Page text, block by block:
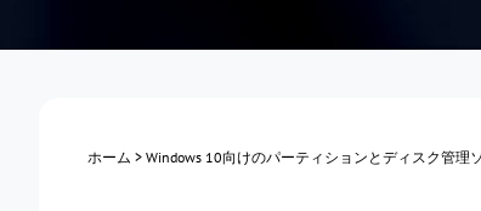
ホーム > Windows 10向けのパーティションとディスク管理